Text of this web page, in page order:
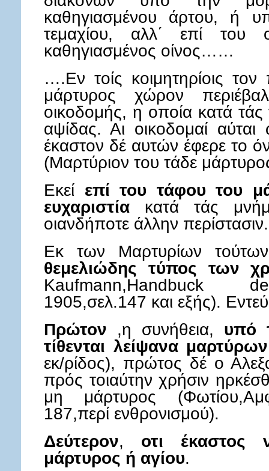
καθηγιασμένου άρτου, ή
τεμαχίου, αλλ΄ επί του
καθηγιασμένος οίνος……
….Εν τοίς κοιμητηρίοις
μάρτυρος χώρον
οικοδομής, η οποία κατά τάς
αψίδας. Αι οικοδομαί
έκαστον δέ αυτών έφερε το
(Μαρτύριον του τάδε
Εκεί επί του τάφου του
ευχαριστία κατά τάς
οιανδήποτε άλλην περίστασιν.
Εκ των Μαρτυρίων τούτων
θεμελιώδης τύπος των
Kaufmann,Handbuck
1905,σελ.147 και εξής).
Πρώτον ,η συνήθεια, υπό
τίθενται λείψανα μαρτύρων
εκ/ρίδος), πρώτος δέ ο
πρός τοιαύτην χρήσιν
μη μάρτυρος
187,περί ενθρονισμού).
Δεύτερον, οτι έκαστος
μάρτυρος ή αγίου.